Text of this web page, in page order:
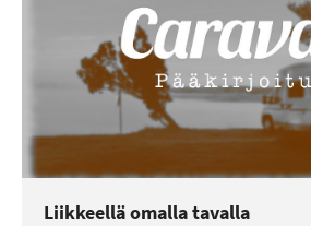
Liikkeellä omalla tavalla